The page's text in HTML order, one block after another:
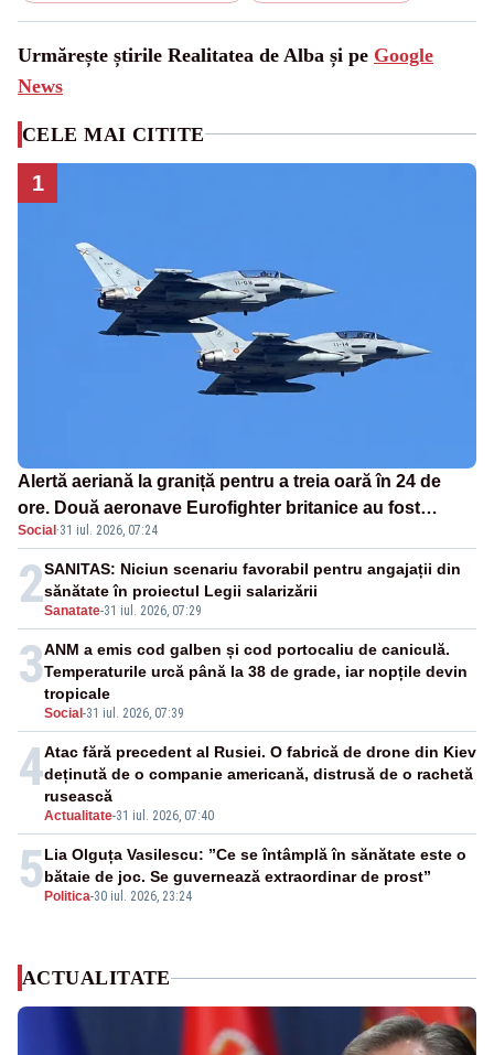
Urmărește știrile Realitatea de Alba și pe Google
News
CELE MAI CITITE
1
Alertă aeriană la graniță pentru a treia oară în 24 de
ore. Două aeronave Eurofighter britanice au fost
ridicate de la sol
Social ·31 iul. 2026, 07:24
2Sanatate-31 iul. 2026, 07:29
SANITAS: Niciun scenariu favorabil pentru angajații din
sănătate în proiectul Legii salarizării
3
Social -31 iul. 2026, 07:39
ANM a emis cod galben și cod portocaliu de caniculă.
Temperaturile urcă până la 38 de grade, iar nopțile devin
tropicale
4
Actualitate-31 iul. 2026, 07:40
Atac fără precedent al Rusiei. O fabrică de drone din Kiev
deținută de o companie americană, distrusă de o rachetă
rusească
5 Politica-30 iul. 2026, 23:24
Lia Olguța Vasilescu: ”Ce se întâmplă în sănătate este o
bătaie de joc. Se guvernează extraordinar de prost”
ACTUALITATE